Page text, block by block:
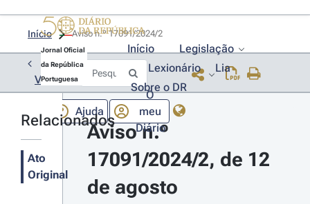
Jornal Oficial
da República
Portuguesa
Início
Legislação
Lexionário
Lia
Sobre o DR
Ajuda
O
meu
Diário
Início
Voltar
Relacionados
Ato
Original
Aviso n.º
17091/2024/2, de 12
de agosto